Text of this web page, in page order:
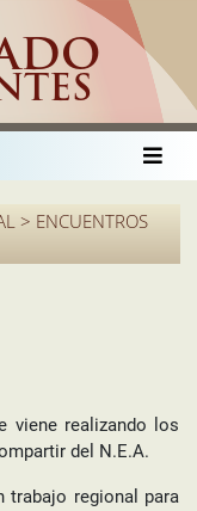
> ENCUENTROS
viene realizando los
del N.E.A.
trabajo regional para